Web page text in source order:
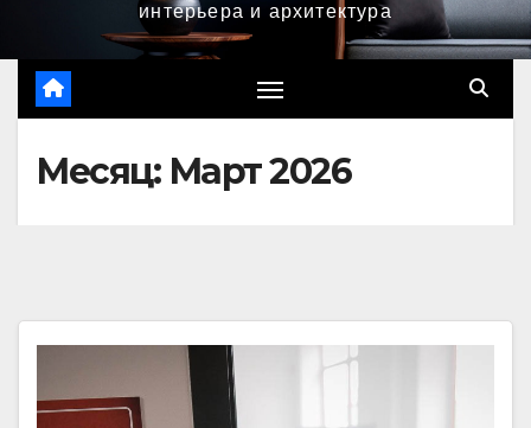
интерьера и архитектура
Месяц: Март 2026